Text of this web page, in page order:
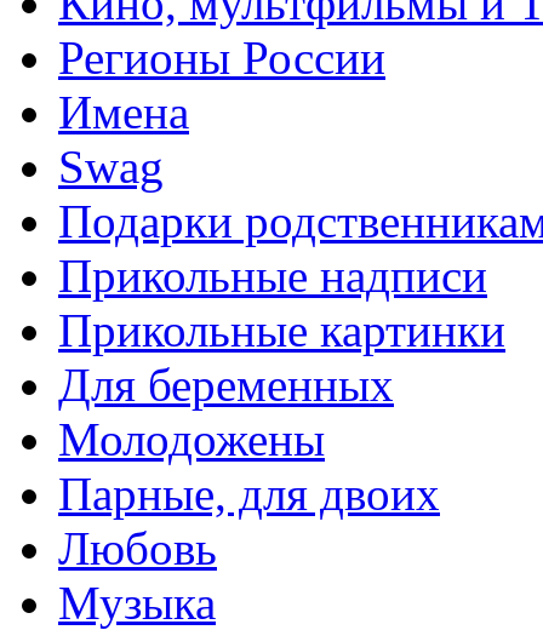
Регионы России
Имена
Swag
Подарки
Прикольные надписи
Прикольные картинки
Для беременных
Молодожены
Парные, для двоих
Любовь
Музыка